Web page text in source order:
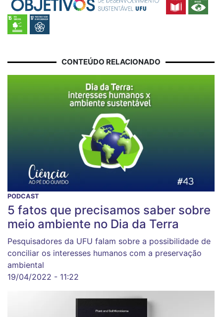
CONTEÚDO RELACIONADO
PODCAST
5 fatos que precisamos saber sobre
meio ambiente no Dia da Terra
Pesquisadores da UFU falam sobre a possibilidade de
conciliar os interesses humanos com a preservação
ambiental
19/04/2022 - 11:22